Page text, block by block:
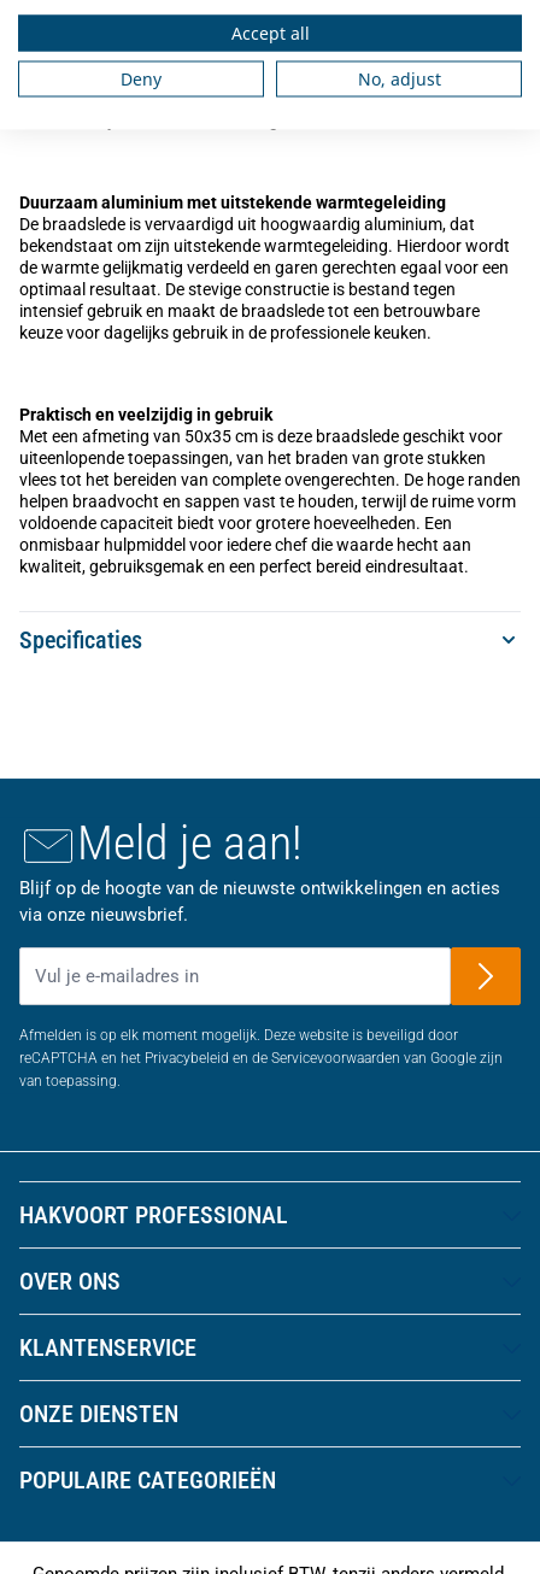
DezeBraadslede 50x35 cmis een robuuste en veelzijdige
braadslede die ideaal is voor het bereiden van vlees, gevogelte,
ovenschotels en geroosterde groenten. Dankzij de royale
afmetingen biedt de braadslede voldoende ruimte voor grotere
porties, waardoor deze zeer geschikt is voor professionele keukens,
Duurzaam aluminium met uitstekende warmtegeleiding
De braadslede is vervaardigd uit hoogwaardig aluminium, dat
bekendstaat om zijn uitstekende warmtegeleiding. Hierdoor wordt
de warmte gelijkmatig verdeeld en garen gerechten egaal voor een
optimaal resultaat. De stevige constructie is bestand tegen
intensief gebruik en maakt de braadslede tot een betrouwbare
keuze voor dagelijks gebruik in de professionele keuken.
Praktisch en veelzijdig in gebruik
Met een afmeting van 50x35 cm is deze braadslede geschikt voor
uiteenlopende toepassingen, van het braden van grote stukken
vlees tot het bereiden van complete ovengerechten. De hoge randen
helpen braadvocht en sappen vast te houden, terwijl de ruime vorm
voldoende capaciteit biedt voor grotere hoeveelheden. Een
onmisbaar hulpmiddel voor iedere chef die waarde hecht aan
kwaliteit, gebruiksgemak en een perfect bereid eindresultaat.
Specificaties
Meld je aan!
Blijf op de hoogte van de nieuwste ontwikkelingen en acties
via onze nieuwsbrief.
Afmelden is op elk moment mogelijk. Deze website is beveiligd door
reCAPTCHA en het Privacybeleid en de Servicevoorwaarden van Google zijn
van toepassing.
HAKVOORT PROFESSIONAL
OVER ONS
KLANTENSERVICE
ONZE DIENSTEN
POPULAIRE CATEGORIEËN
Accept all
Deny
No, adjust